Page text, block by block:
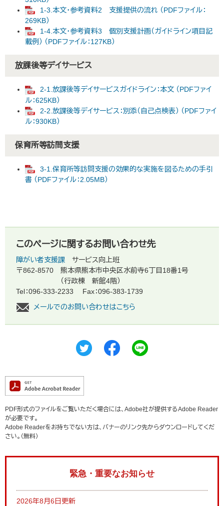
1-3.本文・参考資料2 支援提供の流れ （PDFファイル：
269KB）
1-4.本文・参考資料3 個別支援計画（ガイドライン項目記
載例） （PDFファイル：127KB）
放課後等デイサービス
2-1.放課後等デイサービスガイドライン：本文 （PDFファイ
ル：625KB）
2-2.放課後等デイサービス：別添（自己点検表） （PDFファイ
ル：930KB）
保育所等訪問支援
3-1.保育所等訪問支援の効果的な実施を図るための手引
書 （PDFファイル：2.05MB）
このページに関するお問い合わせ先
障がい者支援課
サービス向上班
〒862-8570
熊本県熊本市中央区水前寺6丁目18番1号
（行政棟 新館4階）
Tel：096-333-2233
Fax：096-383-1739
メールでのお問い合わせはこちら
PDF形式のファイルをご覧いただく場合には、Adobe社が提供するAdobe Reader
が必要です。
Adobe Readerをお持ちでない方は、バナーのリンク先からダウンロードしてくだ
さい。（無料）
緊急・重要なお知らせ
2026年8月6日更新